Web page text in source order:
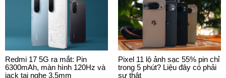
Redmi 17 5G ra mắt: Pin
6300mAh, màn hình 120Hz và
jack tai nghe 3.5mm
Pixel 11 lộ ảnh sạc 55% pin chỉ
trong 5 phút? Liệu đây có phải
sự thật